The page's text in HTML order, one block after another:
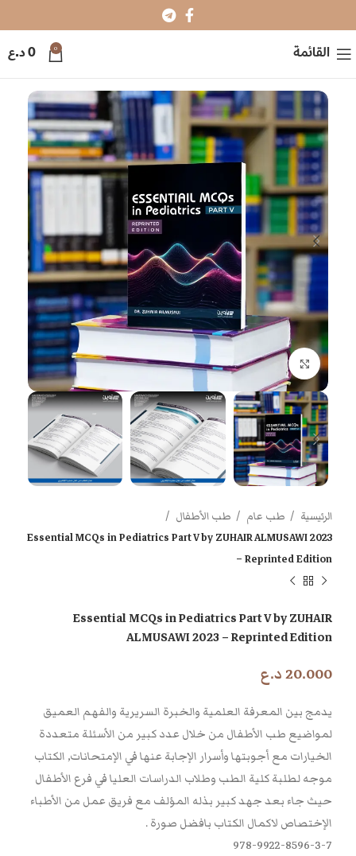
القائمة 0
0د.ع
اضغط للتكبير
الرئيسية طب عام
طب الأطفال
Essential MCQs in Pediatrics Part V by ZUHAIR ALMUSAWI 2023
– Reprinted Edition
Essential MCQs in Pediatrics Part V by ZUHAIR
ALMUSAWI 2023 – Reprinted Edition
20.000د.ع
يدمج بين المعرفة العلمية والخبرة السريرية والفهم العميق
لمواضيع طب الأطفال من خلال عدد كبير من الأسئلة متعددة
الخيارات مع أجوبتها وأسرار الإجابة عنها في الإمتحانات, الكتاب
موجه لطلبة كلية الطب وطلاب الدراسات العليا في فرع الأطفال
حيث جاء بعد جهد كبير بذله المؤلف مع فريق عمل من الأطباء
الإختصاص لاكمال الكتاب بافضل صورة .
978-9922-8596-3-7